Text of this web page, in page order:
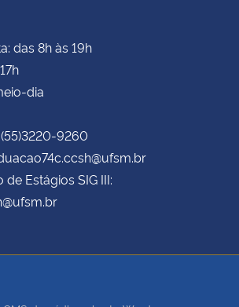
das 8h às 19h
dia
9260
Estágios SIG III: